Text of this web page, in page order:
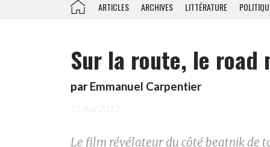
ARTICLES ARCHIVES LITTÉRATURE
Sur la route, le road
par Emmanuel Carpentier
25 mai 2012
Le film révélateur du côté beatnik de